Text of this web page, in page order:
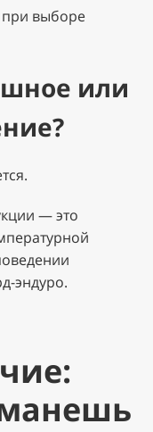
при выборе
или
— это
эндуро.